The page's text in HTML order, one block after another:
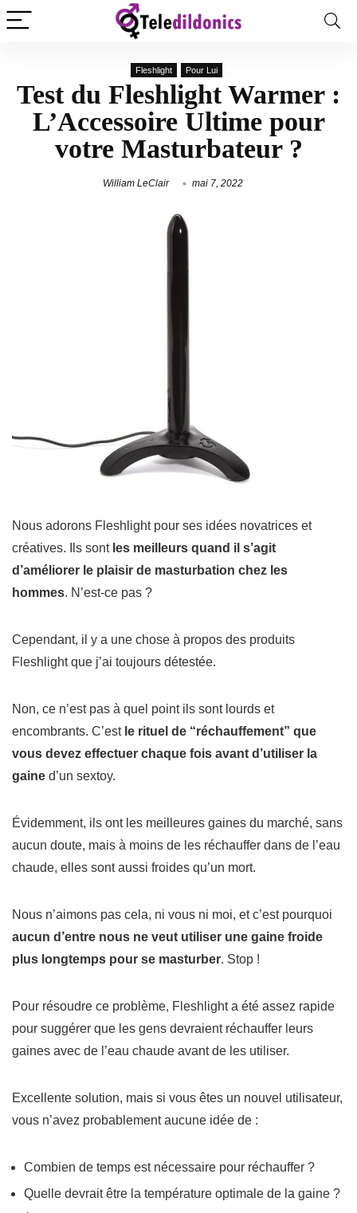
Fleshlight Pour Lui
Test du Fleshlight Warmer :
L’Accessoire Ultime pour
votre Masturbateur ?
William LeClair mai 7, 2022
Nous adorons Fleshlight pour ses idées novatrices et
créatives.
Ils sont les meilleurs quand il s’agit
d’améliorer le plaisir de masturbation chez les
hommes. N’est-ce pas ?
Cependant, il y a une chose à propos des produits
Fleshlight que j’ai toujours détestée.
Non, ce n’est pas à quel point ils sont lourds et
encombrants. C’est le rituel de “réchauffement” que
vous devez effectuer chaque fois avant d’utiliser la
gaine d’un sextoy.
Évidemment, ils ont les meilleures gaines du marché, sans
aucun doute, mais à moins de les réchauffer dans de l’eau
chaude, elles sont aussi froides qu’un mort.
Nous n’aimons pas cela, ni vous ni moi, et c’est pourquoi
aucun d’entre nous ne veut utiliser une gaine froide
plus longtemps pour se masturber. Stop !
Pour résoudre ce problème, Fleshlight a été assez rapide
pour suggérer que les gens devraient réchauffer leurs
gaines avec de l’eau chaude avant de les utiliser.
Excellente solution, mais si vous êtes un nouvel utilisateur,
vous n’avez probablement aucune idée de :
Combien de temps est nécessaire pour réchauffer ?
Quelle devrait être la température optimale de la gaine ?